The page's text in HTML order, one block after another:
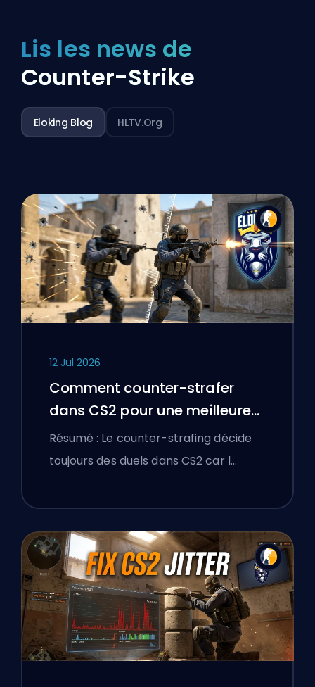
Lis les news de
Counter-Strike
Eloking Blog HLTV.org
12 Jul 2026
Comment counter-strafer
dans CS2 pour une meilleure
précision
Résumé : Le counter-strafing décide
toujours des duels dans CS2 car l…